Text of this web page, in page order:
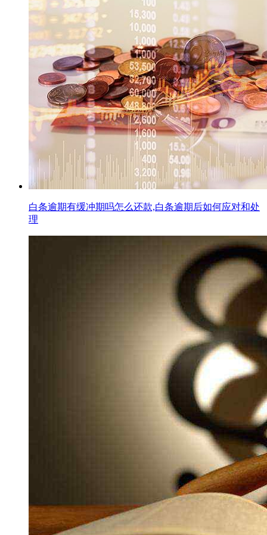
白条逾期有缓冲期吗怎么还款,白条逾期后如何应对和处
理